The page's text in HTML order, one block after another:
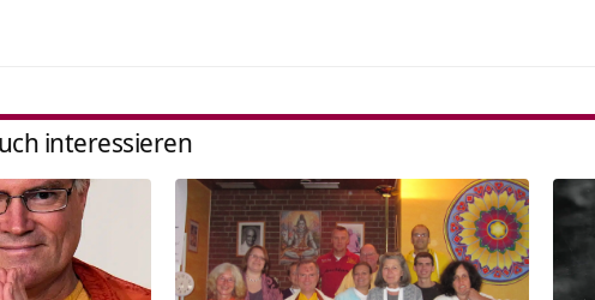
interessieren